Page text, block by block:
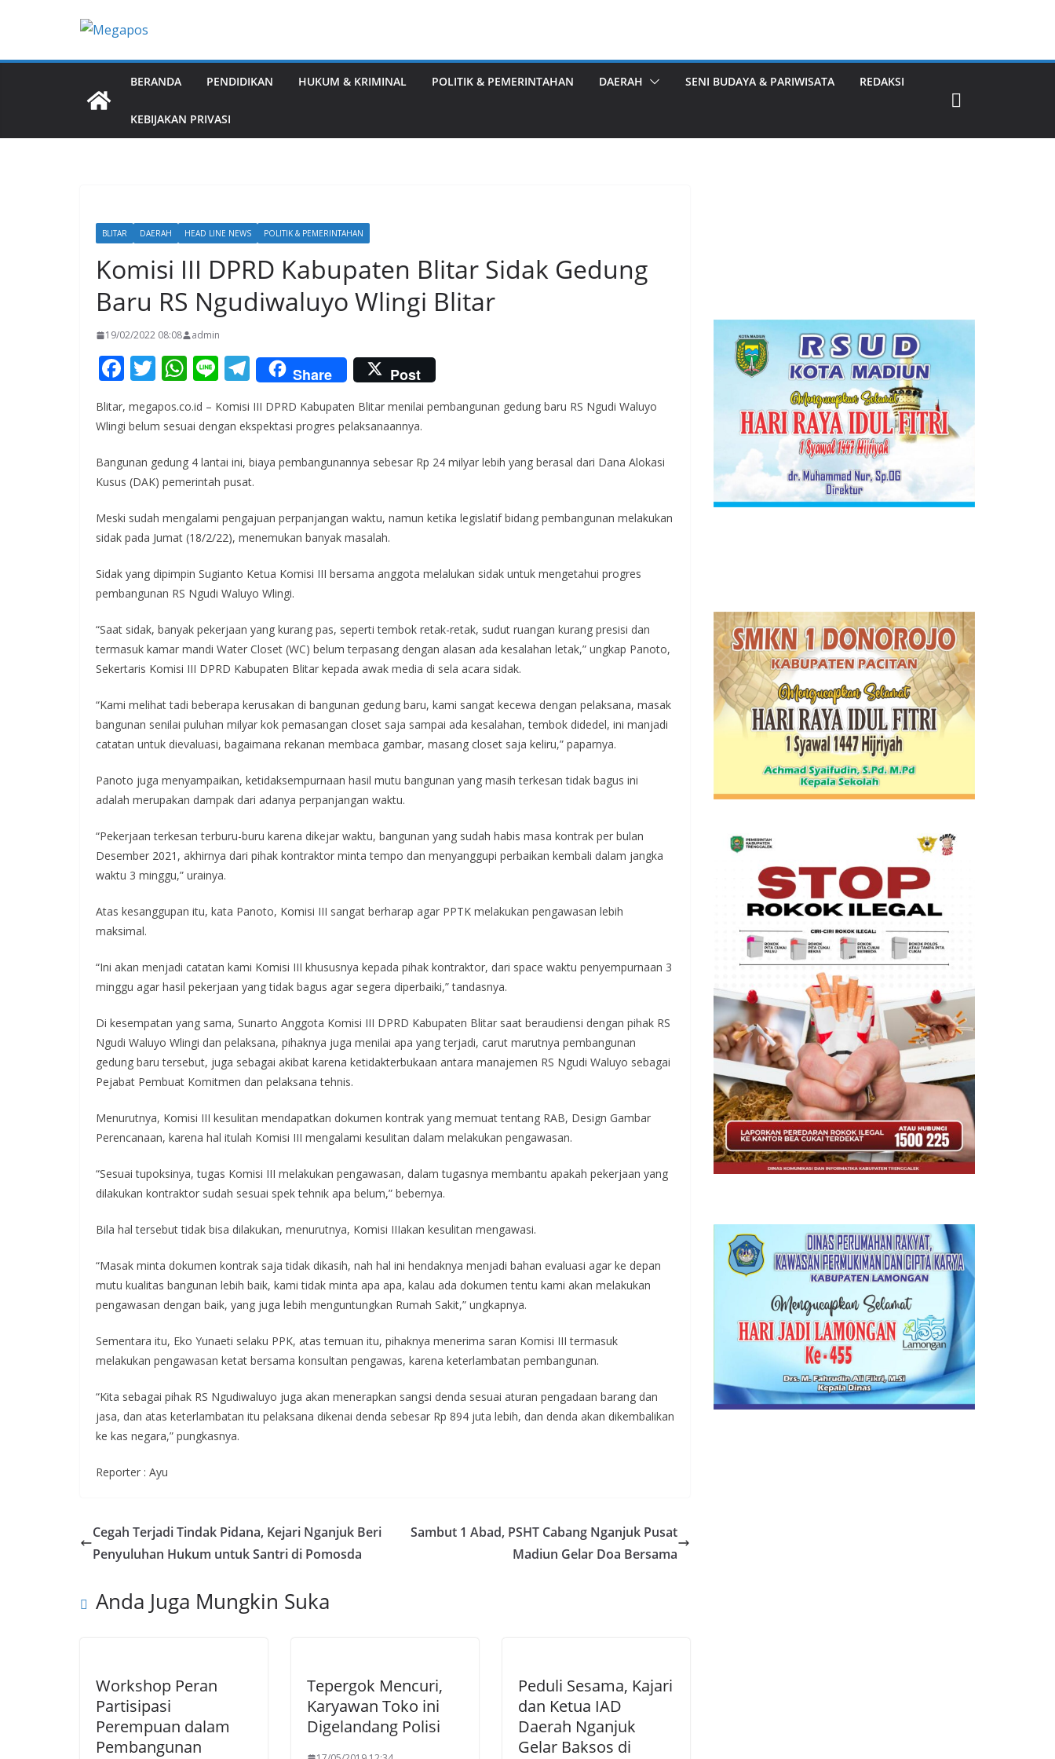
BERANDA PENDIDIKAN HUKUM & KRIMINAL POLITIK & PEMERINTAHAN DAERAH SENI BUDAYA & PARIWISATA REDAKSI
KEBIJAKAN PRIVASI
BLITAR DAERAH HEAD LINE NEWS POLITIK & PEMERINTAHAN
Komisi III DPRD Kabupaten Blitar Sidak Gedung
Baru RS Ngudiwaluyo Wlingi Blitar
19/02/2022 08:08 admin
F
e
o
o
k
T
itt
W
h
at
A
p
p
Li
e
T
el
e
gr
a
m
Share Post
Blitar, megapos.co.id – Komisi III DPRD Kabupaten Blitar menilai pembangunan gedung baru RS Ngudi Waluyo
Wlingi belum sesuai dengan ekspektasi progres pelaksanaannya.
Bangunan gedung 4 lantai ini, biaya pembangunannya sebesar Rp 24 milyar lebih yang berasal dari Dana Alokasi
Kusus (DAK) pemerintah pusat.
Meski sudah mengalami pengajuan perpanjangan waktu, namun ketika legislatif bidang pembangunan melakukan
sidak pada Jumat (18/2/22), menemukan banyak masalah.
Sidak yang dipimpin Sugianto Ketua Komisi III bersama anggota melalukan sidak untuk mengetahui progres
pembangunan RS Ngudi Waluyo Wlingi.
“Saat sidak, banyak pekerjaan yang kurang pas, seperti tembok retak-retak, sudut ruangan kurang presisi dan
termasuk kamar mandi Water Closet (WC) belum terpasang dengan alasan ada kesalahan letak,” ungkap Panoto,
Sekertaris Komisi III DPRD Kabupaten Blitar kepada awak media di sela acara sidak.
“Kami melihat tadi beberapa kerusakan di bangunan gedung baru, kami sangat kecewa dengan pelaksana, masak
bangunan senilai puluhan milyar kok pemasangan closet saja sampai ada kesalahan, tembok didedel, ini manjadi
catatan untuk dievaluasi, bagaimana rekanan membaca gambar, masang closet saja keliru,” paparnya.
Panoto juga menyampaikan, ketidaksempurnaan hasil mutu bangunan yang masih terkesan tidak bagus ini
adalah merupakan dampak dari adanya perpanjangan waktu.
“Pekerjaan terkesan terburu-buru karena dikejar waktu, bangunan yang sudah habis masa kontrak per bulan
Desember 2021, akhirnya dari pihak kontraktor minta tempo dan menyanggupi perbaikan kembali dalam jangka
waktu 3 minggu,” urainya.
Atas kesanggupan itu, kata Panoto, Komisi III sangat berharap agar PPTK melakukan pengawasan lebih
maksimal.
“Ini akan menjadi catatan kami Komisi III khususnya kepada pihak kontraktor, dari space waktu penyempurnaan 3
minggu agar hasil pekerjaan yang tidak bagus agar segera diperbaiki,” tandasnya.
Di kesempatan yang sama, Sunarto Anggota Komisi III DPRD Kabupaten Blitar saat beraudiensi dengan pihak RS
Ngudi Waluyo Wlingi dan pelaksana, pihaknya juga menilai apa yang terjadi, carut marutnya pembangunan
gedung baru tersebut, juga sebagai akibat karena ketidakterbukaan antara manajemen RS Ngudi Waluyo sebagai
Pejabat Pembuat Komitmen dan pelaksana tehnis.
Menurutnya, Komisi III kesulitan mendapatkan dokumen kontrak yang memuat tentang RAB, Design Gambar
Perencanaan, karena hal itulah Komisi III mengalami kesulitan dalam melakukan pengawasan.
“Sesuai tupoksinya, tugas Komisi III melakukan pengawasan, dalam tugasnya membantu apakah pekerjaan yang
dilakukan kontraktor sudah sesuai spek tehnik apa belum,” bebernya.
Bila hal tersebut tidak bisa dilakukan, menurutnya, Komisi IIIakan kesulitan mengawasi.
“Masak minta dokumen kontrak saja tidak dikasih, nah hal ini hendaknya menjadi bahan evaluasi agar ke depan
mutu kualitas bangunan lebih baik, kami tidak minta apa apa, kalau ada dokumen tentu kami akan melakukan
pengawasan dengan baik, yang juga lebih menguntungkan Rumah Sakit,” ungkapnya.
Sementara itu, Eko Yunaeti selaku PPK, atas temuan itu, pihaknya menerima saran Komisi III termasuk
melakukan pengawasan ketat bersama konsultan pengawas, karena keterlambatan pembangunan.
“Kita sebagai pihak RS Ngudiwaluyo juga akan menerapkan sangsi denda sesuai aturan pengadaan barang dan
jasa, dan atas keterlambatan itu pelaksana dikenai denda sebesar Rp 894 juta lebih, dan denda akan dikembalikan
ke kas negara,” pungkasnya.
Reporter : Ayu
Cegah Terjadi Tindak Pidana, Kejari Nganjuk Beri
Penyuluhan Hukum untuk Santri di Pomosda
Sambut 1 Abad, PSHT Cabang Nganjuk Pusat
Madiun Gelar Doa Bersama
Anda Juga Mungkin Suka
Workshop Peran
Partisipasi
Perempuan dalam
Pembangunan
Tepergok Mencuri,
Karyawan Toko ini
Digelandang Polisi
Peduli Sesama, Kajari
dan Ketua IAD
Daerah Nganjuk
Gelar Baksos di